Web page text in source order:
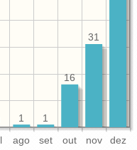
ago set out nov dez
31
16
1
1